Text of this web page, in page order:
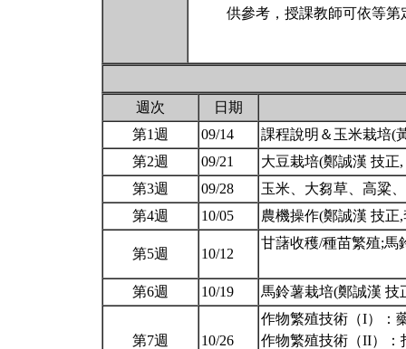
供參考，授課教師可依等
週次
日期
第1週
09/14
課程說明＆玉米栽培(
第2週
09/21
大豆栽培(鄭誠漢 技正
第3週
09/28
玉米、大芻草、高粱
第4週
10/05 農機操作(鄭誠漢 技
第5週 10/12
甘藷收穫/種苗繁殖;馬
第6週 10/19 馬鈴薯栽培(鄭誠漢
第7週 10/26
作物繁殖技術（I）：
作物繁殖技術（II）：